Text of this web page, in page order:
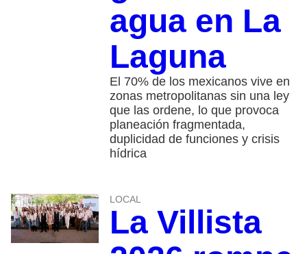
agua en La
Laguna
El 70% de los mexicanos vive en
zonas metropolitanas sin una ley
que las ordene, lo que provoca
planeación fragmentada,
duplicidad de funciones y crisis
hídrica
LOCAL
La Villista